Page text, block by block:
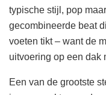
typische stijl, pop
gecombineerde beat
voeten tikt – want de
uitvoering op een dak
Een van de grootste